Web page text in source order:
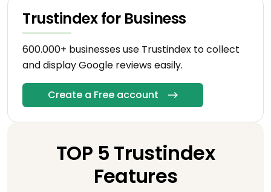
Trustindex for Business
600.000+ businesses use Trustindex to collect
and display Google reviews easily.
Create a Free account
TOP 5 Trustindex
Features